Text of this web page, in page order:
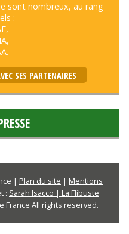
sont nombreux, au rang
:
SES PARTENAIRES
| Plan du site | Mentions
: Sarah Isacco | La Flibuste
France All rights reserved.